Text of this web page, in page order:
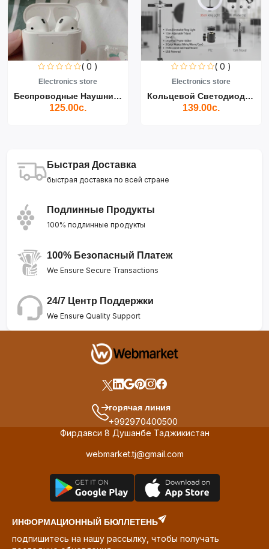
( 0 )
Electronics store
Беспроводные Наушники Air...
125.00с.
( 0 )
Electronics store
Кольцевой Светодиодный Св...
139.00с.
Быстрая Доставка
быстрая доставка по всей стране
Подлинные Продукты
100% подлинные продукты
100% Безопасный Платеж
We Ensure Secure Transactions
24/7 Центр Поддержки
We Ensure Quality Support
горячая линия
+992970400500
Фирдавси 8 Душанбе Таджикистан
webmarket.tj@gmail.com
ИНФОРМАЦИОННЫЙ БЮЛЛЕТЕНЬ
подпишитесь на нашу рассылку, чтобы получать